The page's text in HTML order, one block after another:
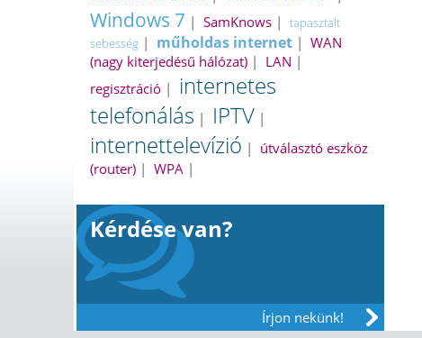
Windows 7 | SamKnows | tapasztalt
sebesség | műholdas internet | WAN
(nagy kiterjedésű hálózat) | LAN |
regisztráció | internetes
telefonálás | IPTV |
internettelevízió | útválasztó eszköz
(router) | WPA |
Kérdése van?
Írjon nekünk!